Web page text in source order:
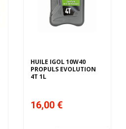
HUILE IGOL 10W40
PROPULS EVOLUTION
4T 1L
16,00 €